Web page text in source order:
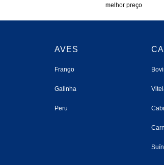
melhor preço
AVES
Frango
Galinha
Peru